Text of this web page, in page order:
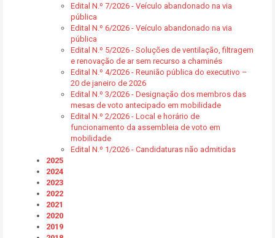
Edital N.º 7/2026 - Veículo abandonado na via
pública
Edital N.º 6/2026 - Veículo abandonado na via
pública
Edital N.º 5/2026 - Soluções de ventilação, filtragem
e renovação de ar sem recurso a chaminés
Edital N.º 4/2026 - Reunião pública do executivo –
20 de janeiro de 2026
Edital N.º 3/2026 - Designação dos membros das
mesas de voto antecipado em mobilidade
Edital N.º 2/2026 - Local e horário de
funcionamento da assembleia de voto em
mobilidade
Edital N.º 1/2026 - Candidaturas não admitidas
2025
2024
2023
2022
2021
2020
2019